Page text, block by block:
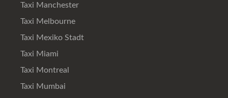
Taxi Manchester
Taxi Melbourne
Taxi Mexiko Stadt
Taxi Miami
Taxi Montreal
Taxi Mumbai